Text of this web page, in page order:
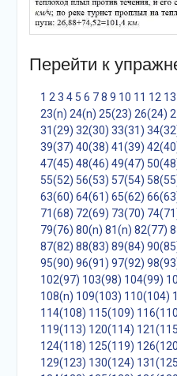
Перейти к
1 2 3 4 5 6 7 8 9 10 11 12 13
23(n) 24(n) 25(23) 26(24)
31(29) 32(30) 33(31)
39(37) 40(38) 41(39)
47(45) 48(46) 49(47)
55(52) 56(53) 57(54)
63(60) 64(61) 65(62)
71(68) 72(69) 73(70)
79(76) 80(n) 81(n) 82(77)
87(82) 88(83) 89(84)
95(90) 96(91) 97(92)
102(97) 103(98) 104(99)
108(n) 109(103) 110(104)
114(108) 115(109)
119(113) 120(114)
124(118) 125(119)
129(123) 130(124)